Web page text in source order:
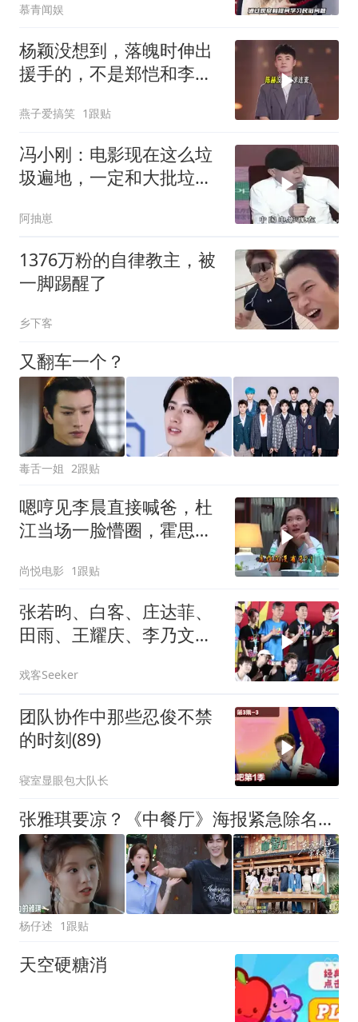
慕青闻娱
杨颖没想到，落魄时伸出
援手的，不是郑恺和李
燕子爱搞笑 1跟贴
冯小刚：电影现在这么垃
圾遍地，一定和大批垃圾
阿抽崽
1376万粉的自律教主，被
一脚踢醒了
乡下客
又翻车一个？
毒舌一姐 2跟贴
嗯哼见李晨直接喊爸，杜
江当场一脸懵圈，霍思燕
尚悦电影 1跟贴
张若昀、白客、庄达菲、
田雨、王耀庆、李乃文、
戏客Seeker
团队协作中那些忍俊不禁
的时刻(89)
寝室显眼包大队长
张雅琪要凉？《中餐厅》海报紧急除名、品牌方下架物料，掉粉13万
杨仔述 1跟贴
天空硬糖消